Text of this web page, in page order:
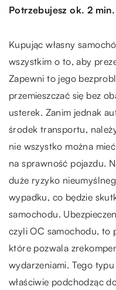
Potrzebujesz ok. 2
Kupując własny
wszystkim o to, aby
Zapewni to jego
przemieszczać się bez
usterek. Zanim jednak
środek transportu,
nie wszystko można
na sprawność pojazdu.
duże ryzyko
wypadku, co będzie
samochodu.
czyli OC samochodu, to
które pozwala
wydarzeniami. Tego
właściwie podchodząc